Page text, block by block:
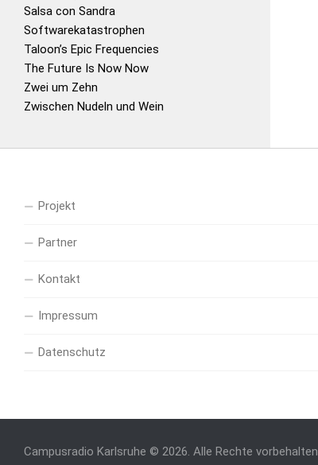
Salsa con Sandra
Softwarekatastrophen
Taloon’s Epic Frequencies
The Future Is Now Now
Zwei um Zehn
Zwischen Nudeln und Wein
Projekt
Partner
Kontakt
Impressum
Datenschutz
Campusradio Karlsruhe © 2026. Alle Rechte vorbehalten.